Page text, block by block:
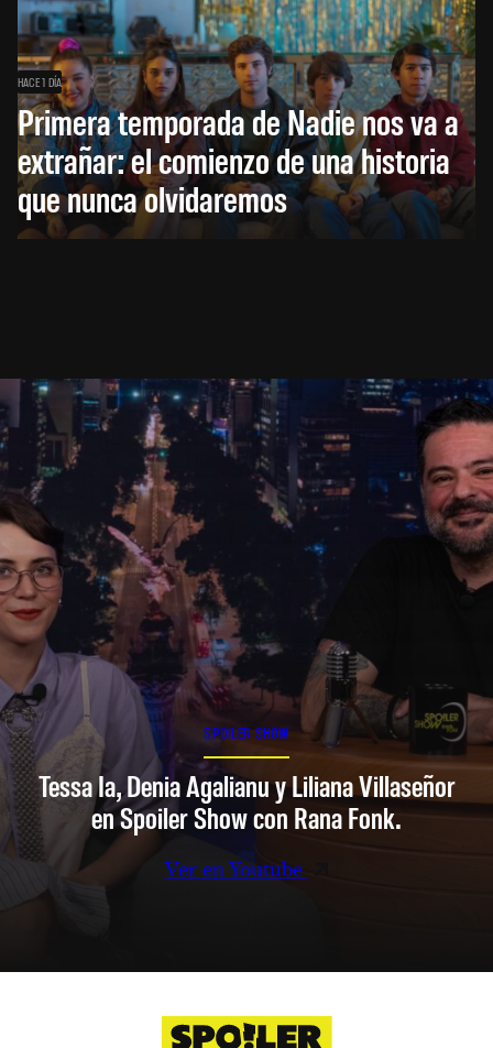
HACE 1 DÍA
Primera temporada de Nadie nos va a
extrañar: el comienzo de una historia
que nunca olvidaremos
SPOILER SHOW
Tessa Ia, Denia Agalianu y Liliana Villaseñor
en Spoiler Show con Rana Fonk.
Ver en Youtube